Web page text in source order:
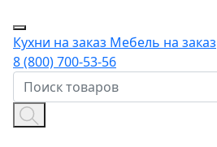
Кухни на заказ Мебель на заказ
8 (800) 700-53-56